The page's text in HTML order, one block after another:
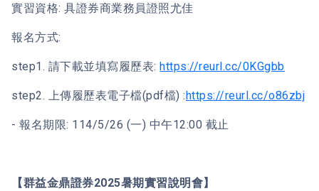
實習資格: 具證券商業務員證照尤佳
報名方式:
step1. 請下載並填寫履歷表:https://reurl.cc/0KGgbb
step2. 上傳履歷表電子檔(pdf檔) :https://reurl.cc/o86zbj
- 報名期限: 114/5/26 (一) 中午12:00 截止
【群益金鼎證券2025暑期實習說明會】